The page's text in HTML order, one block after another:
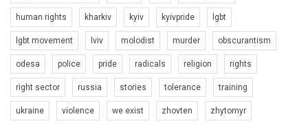
Зупинимо насильство проти ЛГБТ в Україні! Stop violence against LGBT in Ukraine!
6/30/2017
Емоційний та вражаючий промо-ролік на конкурс PACT, який
представляє програму "Гей-альянс Україна" з протидії
насильству проти ЛГБТ в Україні.
1.9K Просмотров • 226 Нравится 5 Комментариев
human rights kharkiv kyiv kyivpride lgbt
lgbt movement lviv molodist murder obscurantism
odesa police pride radicals religion rights
right sector russia stories tolerance training
ukraine violence we exist zhovten zhytomyr